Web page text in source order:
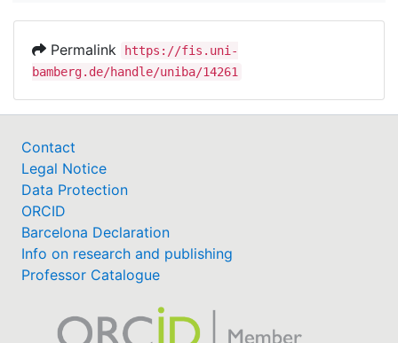
Permalink
https://fis.uni-
bamberg.de/handle/uniba/14261
Contact
Legal Notice
Data Protection
ORCID
Barcelona Declaration
Info on research and publishing
Professor Catalogue